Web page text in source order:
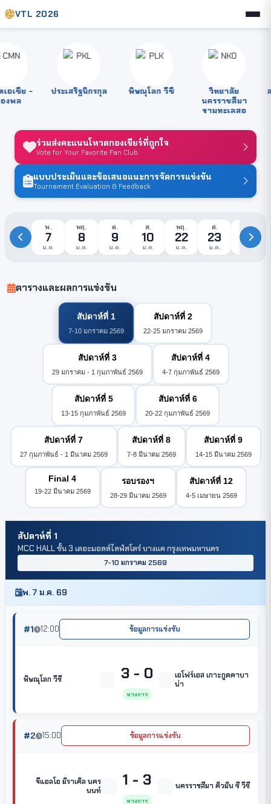
VTL 2026
เซีย -
พล
ประเสริฐนิกรกุล พิษณุโลก วีซี
วิทยาลัย
นครราชสีมา
ขามทะเลสอ
ส
ร่วมส่งคะแนนโหวตกองเชียร์ที่ถูกใจ
Vote for Your Favorite Fan Club
แบบประเมินและข้อเสนอแนะการจัดการแข่งขัน
Tournament Evaluation & Feedback
พ.
7
ม.ค.
พฤ.
8
ม.ค.
ศ.
9
ม.ค.
ส.
10
ม.ค.
พฤ.
22
ม.ค.
ศ.
23
ม.ค.
ส.
24
ม.ค.
ตารางและผลการแข่งขัน
สัปดาห์ที่ 1
7-10 มกราคม 2569
สัปดาห์ที่ 2
22-25 มกราคม 2569
สัปดาห์ที่ 3
29 มกราคม - 1 กุมภาพันธ์ 2569
สัปดาห์ที่ 4
4-7 กุมภาพันธ์ 2569
สัปดาห์ที่ 5
13-15 กุมภาพันธ์ 2569
สัปดาห์ที่ 6
20-22 กุมภาพันธ์ 2569
สัปดาห์ที่ 7
27 กุมภาพันธ์ - 1 มีนาคม 2569
สัปดาห์ที่ 8
7-8 มีนาคม 2569
สัปดาห์ที่ 9
14-15 มีนาคม 2569
Final 4
19-22 มีนาคม 2569
รอบรองฯ
28-29 มีนาคม 2569
สัปดาห์ที่ 12
4-5 เมษายน 2569
สัปดาห์ที่ 1
MCC HALL ชั้น 3 เดอะมอลล์ไลฟ์สโตร์ บางแค กรุงเทพมหานคร
7-10 มกราคม 2569
พ. 7 ม.ค. 69
#1 12:00 ข้อมูลการแข่งขัน
พิษณุโลก วีซี 3 - 0
ทางการ
เอโฟร์เอส เกาะกูดคาบา
น่า
#2 15:00 ข้อมูลการแข่งขัน
จีแอลโอ มิราเคิล นคร
นนท์
1 - 3
ทางการ
นครราชสีมา คิวมิน ซี วีซี